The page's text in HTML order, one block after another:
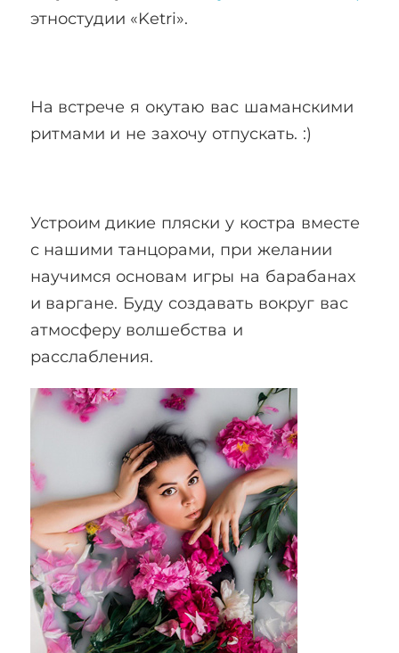
этностудии «Ketri».
На встрече я окутаю вас шаманскими
ритмами и не захочу отпускать. :)
Устроим дикие пляски у костра вместе
с нашими танцорами, при желании
научимся основам игры на барабанах
и варгане. Буду создавать вокруг вас
атмосферу волшебства и
расслабления.